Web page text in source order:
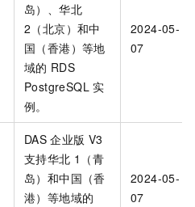
岛）、华北
2（北京）和中
国（香港）等地
域的 RDS
PostgreSQL 实
例。
2024-05-
07
DAS 企业版 V3
支持华北 1（青
岛）和中国（香
港）等地域的
2024-05-
07